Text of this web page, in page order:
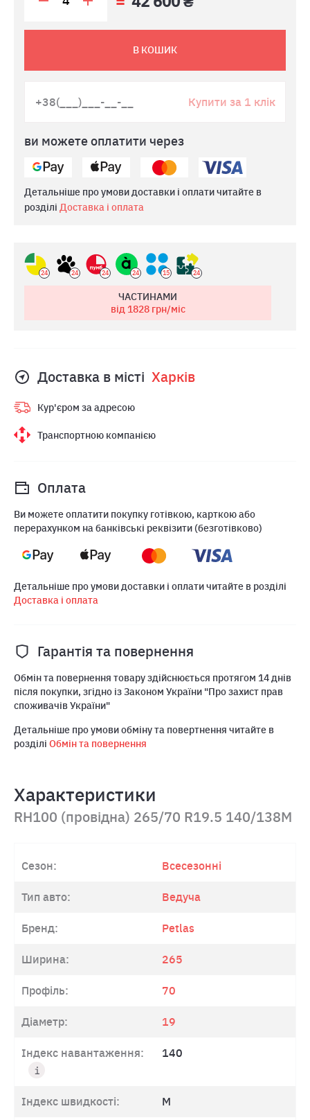
В КОШИК
Купити за 1 клік
ви можете оплатити через
Детальніше про умови доставки і оплати читайте в
розділі Доставка і оплата
24 24 24 24 15 24
ЧАСТИНАМИ
від 1828грн/міс
Доставка в місті Харкiв
Кур'єром за адресою
Транспортною компанією
Оплата
Ви можете оплатити покупку готівкою, карткою або
перерахунком на банківські реквізити (безготівково)
Детальніше про умови доставки і оплати читайте в розділі
Доставка і оплата
Гарантія та повернення
Обмін та повернення товару здійснюється протягом 14 днів
після покупки, згідно із Законом України "Про захист прав
споживачів України"
Детальніше про умови обміну та повертнення читайте в
розділі Обмін та повернення
Характеристики
RH100 (провідна) 265/70 R19.5 140/138M
Сезон: Всесезонні
Тип авто: Ведуча
Бренд: Petlas
Ширина: 265
Профіль: 70
Діаметр: 19
Індекс навантаження: 140
Індекс швидкості: M